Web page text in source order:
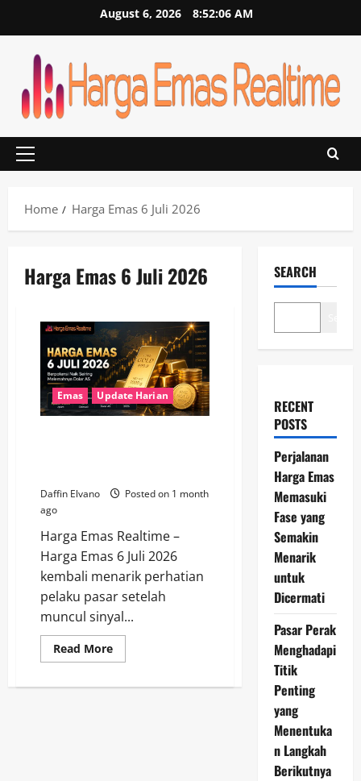
August 6, 2026 8:52:06 AM
Primary
Home
Harga Emas 6 Juli 2026
Harga Emas 6 Juli 2026
Emas Update Harian
Daffin Elvano
Posted on 1 month
ago
Harga Emas Realtime –
Harga Emas 6 Juli 2026
kembali menarik perhatian
pelaku pasar setelah
muncul sinyal...
Read MoreRead
more
Emas
SEARCH
RECENT
POSTS
Perjalanan
Harga Emas
Memasuki
Fase yang
Semakin
Menarik
untuk
Dicermati
Pasar Perak
Menghadapi
Titik
Penting
yang
Menentuka
n Langkah
Berikutnya